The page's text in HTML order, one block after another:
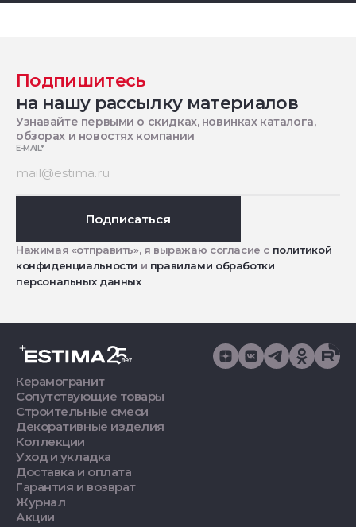
Подпишитесь
на нашу рассылку материалов
Узнавайте первыми о скидках, новинках каталога,
обзорах и новостях компании
E-MAIL*
Подписаться
Нажимая «отправить», я выражаю согласие с политикой
конфиденциальности и правилами обработки
персональных данных
Керамогранит
Сопутствующие товары
Строительные смеси
Декоративные изделия
Коллекции
Уход и укладка
Доставка и оплата
Гарантия и возврат
Журнал
Акции